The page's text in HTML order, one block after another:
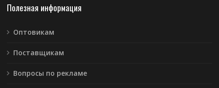
Полезная информация
Оптовикам
Поставщикам
Вопросы по рекламе